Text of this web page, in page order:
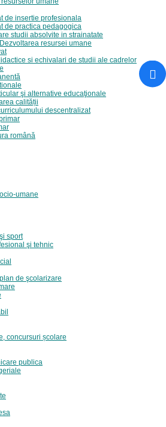
de insertie profesionala
de practica pedagogica
studii absolvite in strainatate
resursei umane
si echivalari de studii ale cadrelor
şi alternative educaţionale
calității
descentralizat
română
umane
sport
şi tehnic
de şcolarizare
concursuri școlare
publica